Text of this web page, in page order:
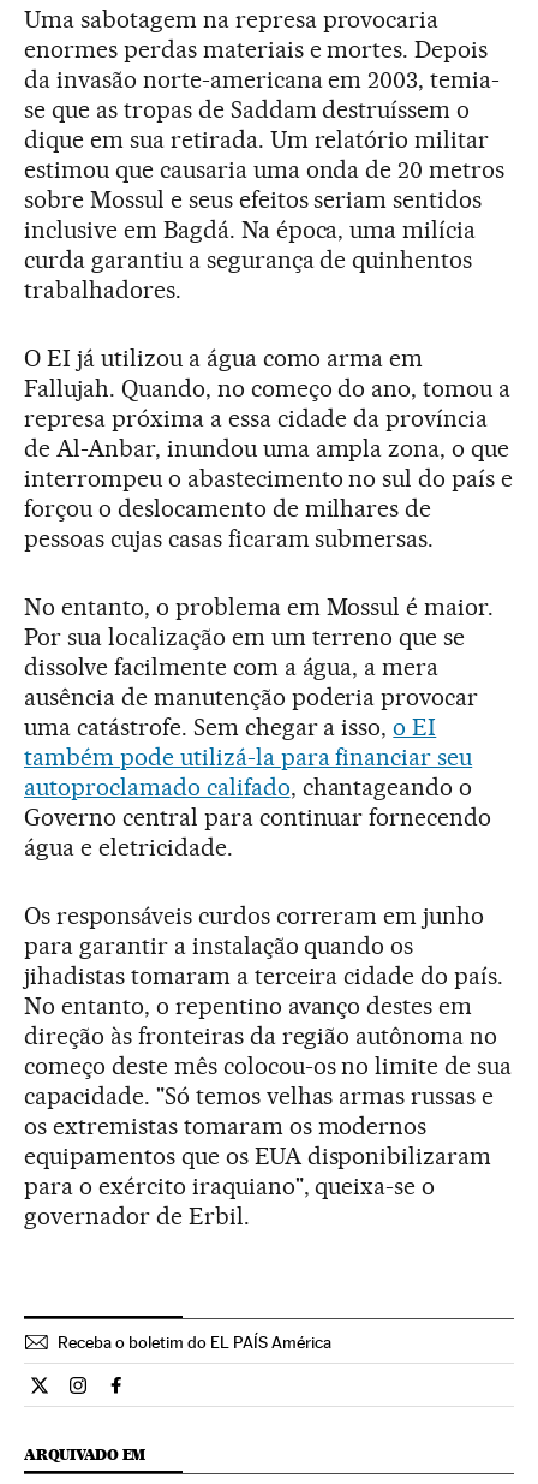
Uma sabotagem na represa provocaria
enormes perdas materiais e mortes. Depois
da invasão norte-americana em 2003, temia-
se que as tropas de Saddam destruíssem o
dique em sua retirada. Um relatório militar
estimou que causaria uma onda de 20 metros
sobre Mossul e seus efeitos seriam sentidos
inclusive em Bagdá. Na época, uma milícia
curda garantiu a segurança de quinhentos
trabalhadores.
O EI já utilizou a água como arma em
Fallujah. Quando, no começo do ano, tomou a
represa próxima a essa cidade da província
de Al-Anbar, inundou uma ampla zona, o que
interrompeu o abastecimento no sul do país e
forçou o deslocamento de milhares de
pessoas cujas casas ficaram submersas.
No entanto, o problema em Mossul é maior.
Por sua localização em um terreno que se
dissolve facilmente com a água, a mera
ausência de manutenção poderia provocar
uma catástrofe. Sem chegar a isso,o EI
também pode utilizá-la para financiar seu
autoproclamado califado, chantageando o
Governo central para continuar fornecendo
água e eletricidade.
Os responsáveis curdos correram em junho
para garantir a instalação quando os
jihadistas tomaram a terceira cidade do país.
No entanto, o repentino avanço destes em
direção às fronteiras da região autônoma no
começo deste mês colocou-os no limite de sua
capacidade. "Só temos velhas armas russas e
os extremistas tomaram os modernos
equipamentos que os EUA disponibilizaram
para o exército iraquiano", queixa-se o
governador de Erbil.
Receba o boletim do EL PAÍS América
Internacional El País Brasil en Twitter
Internacional El País Brasil en Instagram
Internacional El País Brasil en Facebook
ARQUIVADO EM